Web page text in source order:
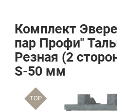
Комплект
пар Профи"
Резная (2
S-50 мм
TOP